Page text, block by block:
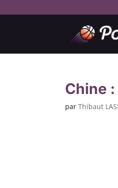
Chine
parThibaut